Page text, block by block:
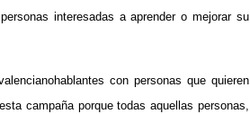
interesadas a aprender o mejorar su
con personas que quieren
campaña porque todas aquellas personas,